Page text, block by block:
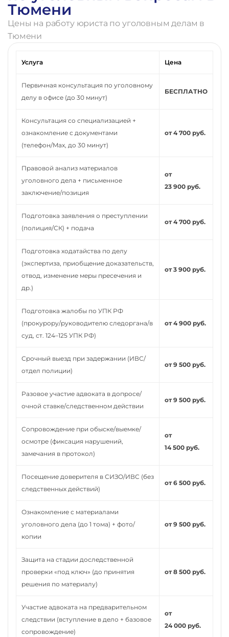
Тюмени
Цены на работу юриста по уголовным делам в
Тюмени
Услуга Цена
Первичная консультация по уголовному
делу в офисе (до 30 минут)
БЕСПЛАТНО
Консультация со специализацией +
ознакомление с документами
(телефон/Max, до 30 минут)
от 4 700 руб.
Правовой анализ материалов
уголовного дела + письменное
заключение/позиция
от
23 900 руб.
Подготовка заявления о преступлении
(полиция/СК) + подача
от 4 700 руб.
Подготовка ходатайства по делу
(экспертиза, приобщение доказательств,
отвод, изменение меры пресечения и
др.)
от 3 900 руб.
Подготовка жалобы по УПК РФ
(прокурору/руководителю следоргана/в
суд, ст. 124–125 УПК РФ)
от 4 900 руб.
Срочный выезд при задержании (ИВС/
отдел полиции)
от 9 500 руб.
Разовое участие адвоката в допросе/
очной ставке/следственном действии
от 9 500 руб.
Сопровождение при обыске/выемке/
осмотре (фиксация нарушений,
замечания в протокол)
от
14 500 руб.
Посещение доверителя в СИЗО/ИВС (без
следственных действий)
от 6 500 руб.
Ознакомление с материалами
уголовного дела (до 1 тома) + фото/
копии
от 9 500 руб.
Защита на стадии доследственной
проверки «под ключ» (до принятия
решения по материалу)
от 8 500 руб.
Участие адвоката на предварительном
следствии (вступление в дело + базовое
сопровождение)
от
24 000 руб.